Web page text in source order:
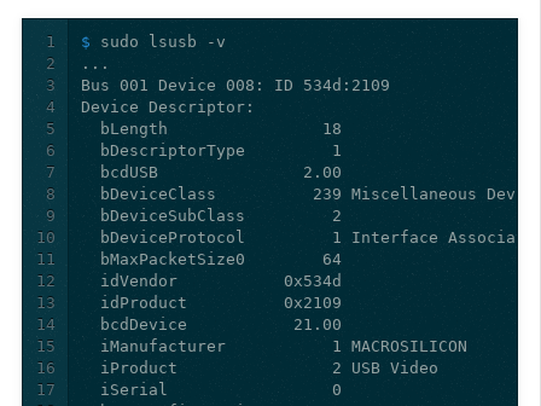
1
2
3
4
5
6
7
8
9
10
11
12
13
14
15
16
17
$